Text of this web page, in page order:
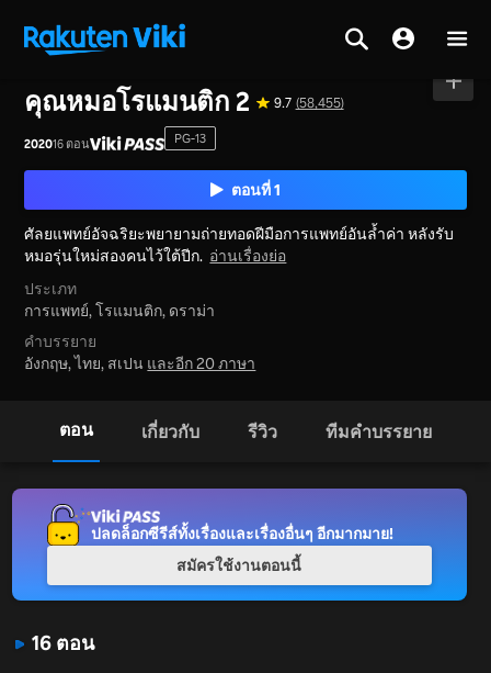
คุณหมอโรแมนติก 2 9.7 (58,455)
202016 ตอน PG-13
ตอนที่ 1
ศัลยแพทย์อัจฉริยะพยายามถ่ายทอดฝีมือการแพทย์อันล้ำค่า หลังรับ
หมอรุ่นใหม่สองคนไว้ใต้ปีก. อ่านเรื่องย่อ
ประเภท
การแพทย์,โรแมนติก, ดราม่า
คำบรรยาย
อังกฤษ, ไทย, สเปน และอีก 20 ภาษา
ตอน เกี่ยวกับ รีวิว ทีมคำบรรยาย
16 ตอน
ปลดล็อกซีรีส์ทั้งเรื่องและเรื่องอื่นๆ อีกมากมาย!
สมัครใช้งานตอนนี้